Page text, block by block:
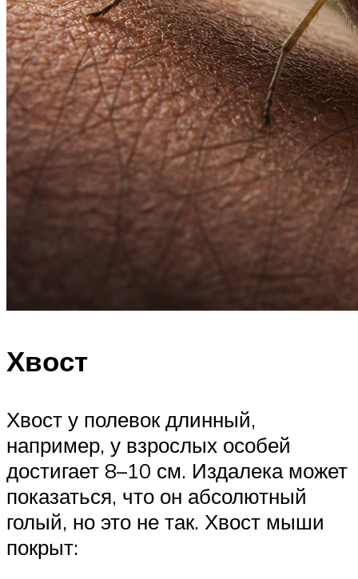
Хвост
Хвост у полевок длинный,
например, у взрослых особей
достигает 8–10 см. Издалека может
показаться, что он абсолютный
голый, но это не так. Хвост мыши
покрыт: